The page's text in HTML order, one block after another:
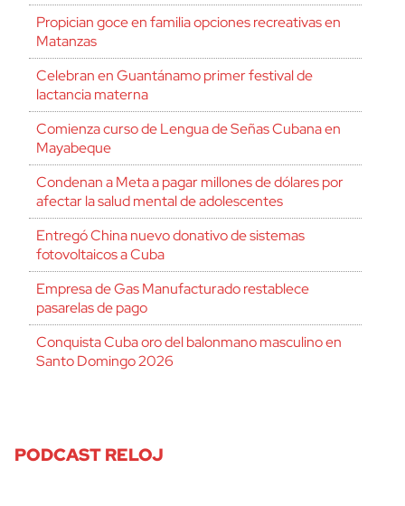
Propician goce en familia opciones recreativas en
Matanzas
Celebran en Guantánamo primer festival de
lactancia materna
Comienza curso de Lengua de Señas Cubana en
Mayabeque
Condenan a Meta a pagar millones de dólares por
afectar la salud mental de adolescentes
Entregó China nuevo donativo de sistemas
fotovoltaicos a Cuba
Empresa de Gas Manufacturado restablece
pasarelas de pago
Conquista Cuba oro del balonmano masculino en
Santo Domingo 2026
PODCAST RELOJ